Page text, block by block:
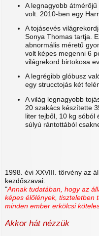
A legnagyobb
volt. 2010-ben egy
A tojásevés
Sonya Thomas tartja.
abnormális méretű
volt képes megenni 6
világrekord birtokosa
A legrégibb glóbusz
egy strucctojás két
A világ legnagyobb
20 szakács készítette
liter tejből, 10 kg sóból
súlyú rántottából
1998. évi XXVIII. törvény az
kezdőszavai:
"Annak tudatában, hogy az
képes élőlények, tiszteletben
minden ember erkölcsi
Akkor hát nézzük